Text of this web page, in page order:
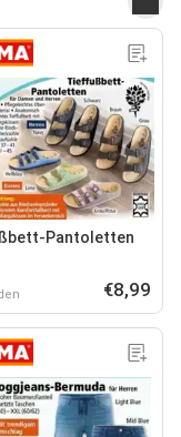
Pantoletten
€8,99